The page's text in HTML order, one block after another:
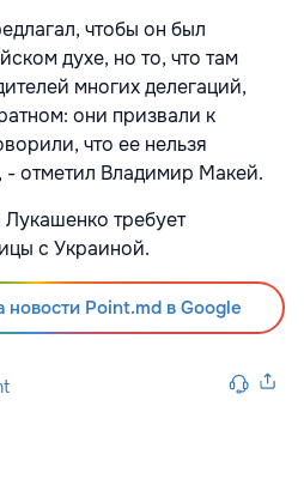
чтобы он был
духе, но то, что там
многих делегаций,
они призвали к
что ее нельзя
- отметил Владимир Макей.
требует
с Украиной.
Point.md в Google